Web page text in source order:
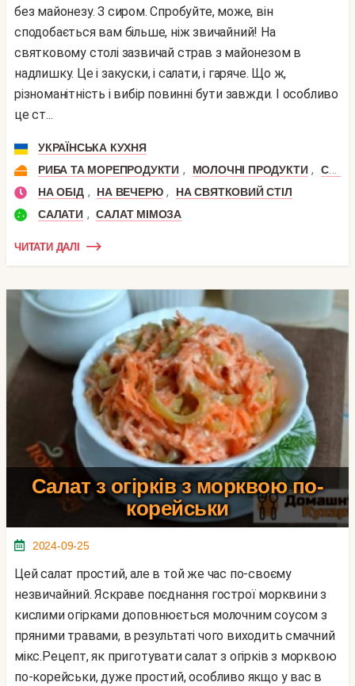
без майонезу. З сиром. Спробуйте, може, він
сподобається вам більше, ніж звичайний! На
святковому столі зазвичай страв з майонезом в
надлишку. Це і закуски, і салати, і гаряче. Що ж,
різноманітність і вибір повинні бути завжди. І особливо
це ст...
УКРАЇНСЬКА КУХНЯ
РИБА ТА МОРЕПРОДУКТИ , МОЛОЧНІ ПРОДУКТИ , СИР
НА ОБІД , НА ВЕЧЕРЮ ,
НА СВЯТКОВИЙ СТІЛ
САЛАТИ , САЛАТ МІМОЗА
ЧИТАТИ ДАЛІ
Салат з огірків з морквою по-
корейськи
2024-09-25
Цей салат простий, але в той же час по-своєму
незвичайний. Яскраве поєднання гострої морквини з
кислими огірками доповнюється молочним соусом з
пряними травами, в результаті чого виходить смачний
мікс.Рецепт, як приготувати салат з огірків з морквою
по-корейськи, дуже простий, особливо якщо у вас в